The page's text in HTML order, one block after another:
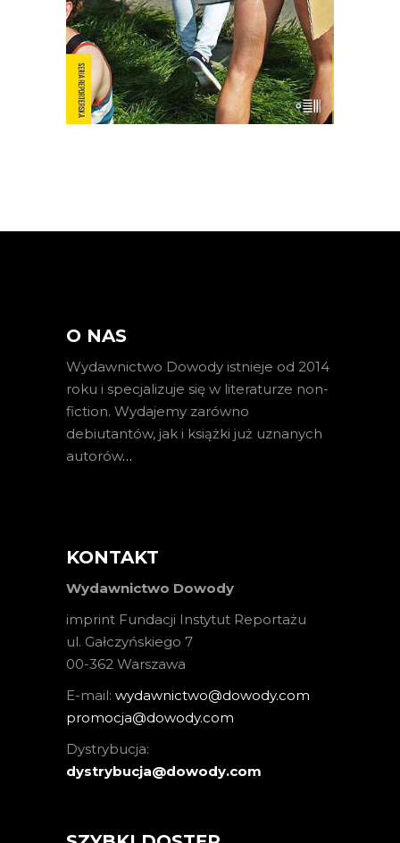
E-BOOK DO KOSZYKA
O NAS
Wydawnictwo Dowody istnieje od 2014
roku i specjalizuje się w literaturze non-
fiction. Wydajemy zarówno
debiutantów, jak i książki już uznanych
autorów…
KONTAKT
Wydawnictwo Dowody
imprint Fundacji Instytut Reportażu
ul. Gałczyńskiego 7
00-362 Warszawa
E-mail: wydawnictwo@dowody.com
promocja@dowody.com
Dystrybucja:
dystrybucja@dowody.com